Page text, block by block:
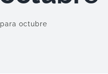
octubre